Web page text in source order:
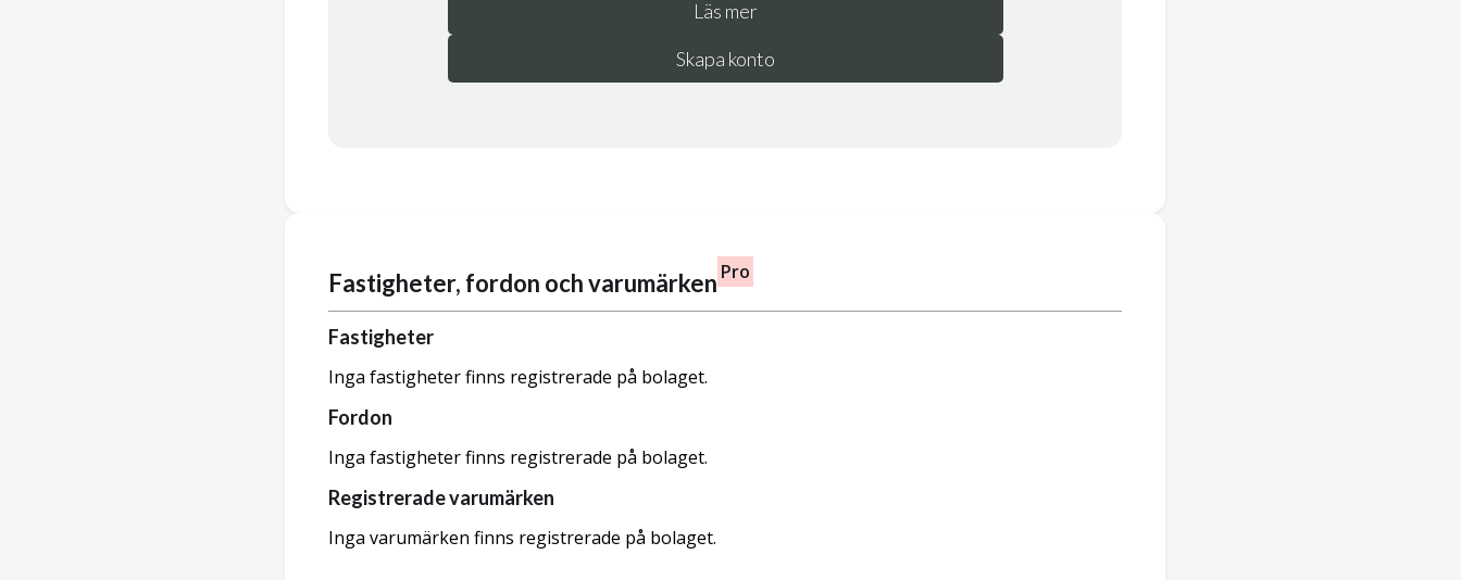
Läs mer
Skapa konto
Fastigheter, fordon och varumärken Pro
Fastigheter
Inga fastigheter finns registrerade på bolaget.
Fordon
Inga fastigheter finns registrerade på bolaget.
Registrerade varumärken
Inga varumärken finns registrerade på bolaget.